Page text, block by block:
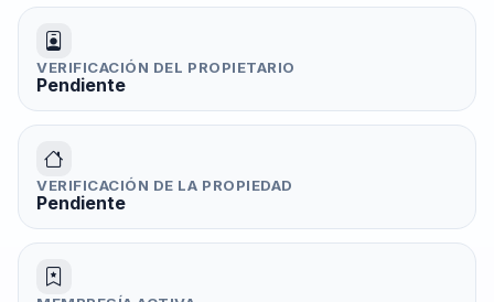
VERIFICACIÓN DEL PROPIETARIO
Pendiente
VERIFICACIÓN DE LA PROPIEDAD
Pendiente